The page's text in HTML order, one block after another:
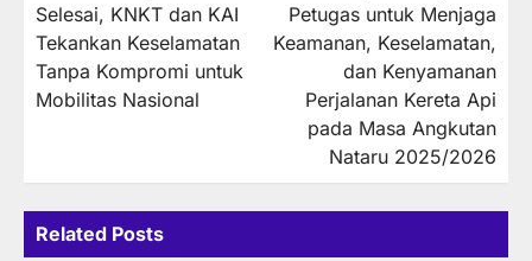
Selesai, KNKT dan KAI
Tekankan Keselamatan
Tanpa Kompromi untuk
Mobilitas Nasional
Petugas untuk Menjaga
Keamanan, Keselamatan,
dan Kenyamanan
Perjalanan Kereta Api
pada Masa Angkutan
Nataru 2025/2026
Related Posts